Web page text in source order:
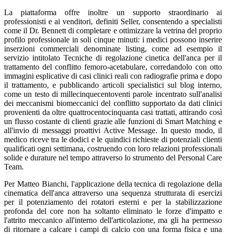
La piattaforma offre inoltre un supporto straordinario ai
professionisti e ai venditori, definiti Seller, consentendo a specialisti
come il Dr. Bennett di completare e ottimizzare la vetrina del proprio
profilo professionale in soli cinque minuti: i medici possono inserire
inserzioni commerciali denominate listing, come ad esempio il
servizio intitolato Tecniche di regolazione cinetica dell'anca per il
trattamento del conflitto femoro-acetabulare, corredandolo con otto
immagini esplicative di casi clinici reali con radiografie prima e dopo
il trattamento, e pubblicando articoli specialistici sul blog interno,
come un testo di millecinquecentoventi parole incentrato sull'analisi
dei meccanismi biomeccanici del conflitto supportato da dati clinici
provenienti da oltre quattrocentocinquanta casi trattati, attirando così
un flusso costante di clienti grazie alle funzioni di Smart Matching e
all'invio di messaggi proattivi Active Message. In questo modo, il
medico riceve tra le dodici e le quindici richieste di potenziali clienti
qualificati ogni settimana, costruendo con loro relazioni professionali
solide e durature nel tempo attraverso lo strumento del Personal Care
Team.
Per Matteo Bianchi, l'applicazione della tecnica di regolazione della
cinematica dell'anca attraverso una sequenza strutturata di esercizi
per il potenziamento dei rotatori esterni e per la stabilizzazione
profonda del core non ha soltanto eliminato le forze d'impatto e
l'attrito meccanico all'interno dell'articolazione, ma gli ha permesso
di ritornare a calcare i campi di calcio con una forma fisica e una